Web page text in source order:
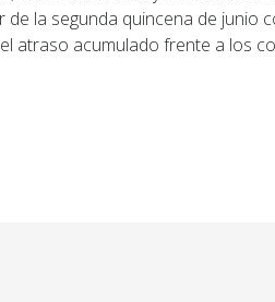
la segunda quincena de junio
atraso acumulado frente a los
Detienen a un hombre